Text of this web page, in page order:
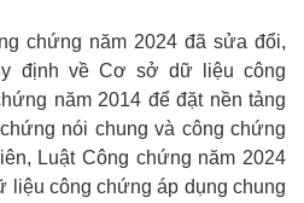
chứng năm 2024 đã sửa đổi,
định về Cơ sở dữ liệu công
năm 2014 để đặt nền tảng
nói chung và công chứng
Luật Công chứng năm 2024
liệu công chứng áp dụng chung